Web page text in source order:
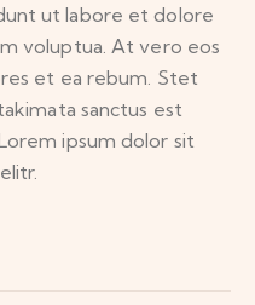
ut labore et dolore
voluptua. At vero eos
et ea rebum. Stet
sanctus est
ipsum dolor sit